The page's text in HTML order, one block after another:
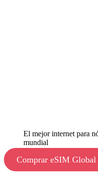
El mejor internet para
mundial
Comprar eSIM Global